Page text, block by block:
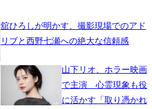
舘ひろしが明かす、撮影現場でのアド
リブと西野七瀬への絶大な信頼感
山下リオ、ホラー映画
で主演 心霊現象も役
に活かす「取り憑かれ